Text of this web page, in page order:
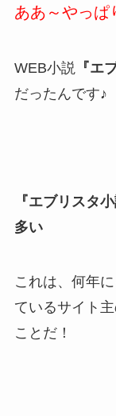
ああ～やっぱ
WEB小説 『エ
だったんです♪
『エブリスタ
多い
これは、何年
ているサイト
ことだ！